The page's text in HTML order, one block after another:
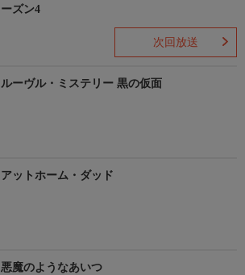
ーズン4
次回放送
ルーヴル・ミステリー 黒の仮面
アットホーム・ダッド
悪魔のようなあいつ